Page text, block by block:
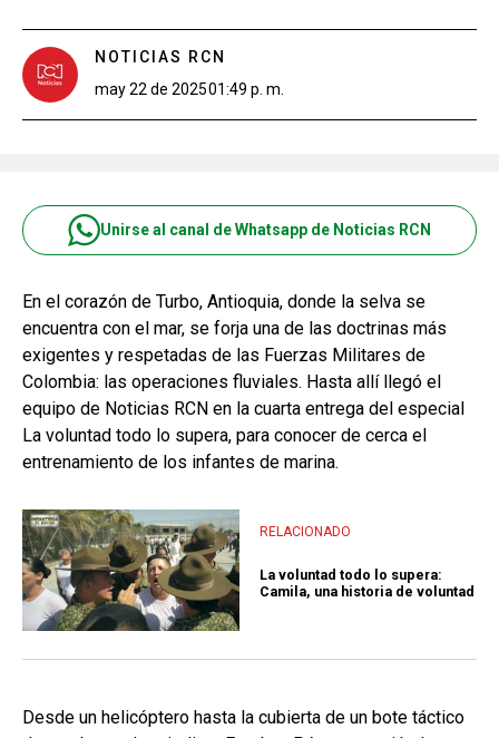
NOTICIAS RCN
may 22 de 202501:49 p. m.
Unirse al canal de Whatsapp de Noticias RCN
En el corazón de Turbo, Antioquia, donde la selva se
encuentra con el mar, se forja una de las doctrinas más
exigentes y respetadas de las Fuerzas Militares de
Colombia: las operaciones fluviales. Hasta allí llegó el
equipo de Noticias RCN en la cuarta entrega del especial
La voluntad todo lo supera, para conocer de cerca el
entrenamiento de los infantes de marina.
RELACIONADO
La voluntad todo lo supera:
Camila, una historia de voluntad
Desde un helicóptero hasta la cubierta de un bote táctico